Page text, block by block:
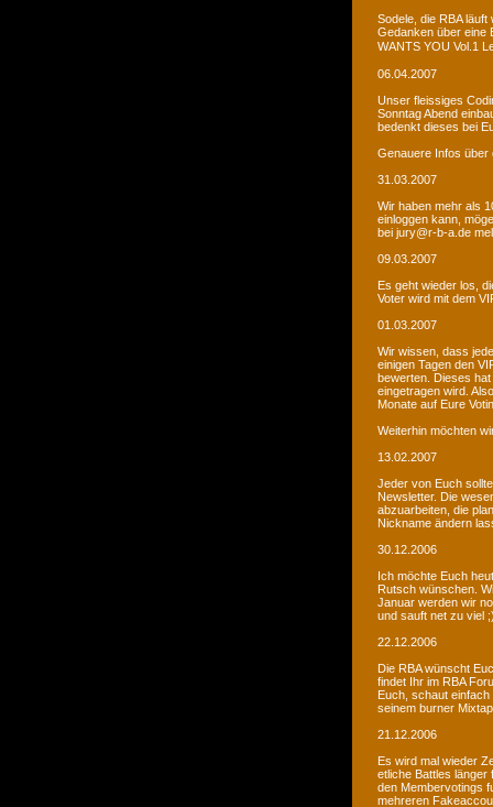
Sodele, die RBA
Gedanken über eine
WANTS YOU Vol.1
06.04.2007
Unser fleissiges
Sonntag Abend
bedenkt dieses bei
Genauere Infos über
31.03.2007
Wir haben mehr als
einloggen kann,
bei jury@r-b-a.de
09.03.2007
Es geht wieder los,
Voter wird mit dem
01.03.2007
Wir wissen, dass
einigen Tagen den
bewerten. Dieses
eingetragen wird.
Monate auf Eure
Weiterhin möchten
13.02.2007
Jeder von Euch
Newsletter. Die
abzuarbeiten, die
Nickname ändern
30.12.2006
Ich möchte Euch
Rutsch wünschen.
Januar werden wir
und sauft net zu viel
22.12.2006
Die RBA wünscht
findet Ihr im RBA
Euch, schaut einfach
seinem burner
21.12.2006
Es wird mal wieder
etliche Battles länger
den Membervotings
mehreren